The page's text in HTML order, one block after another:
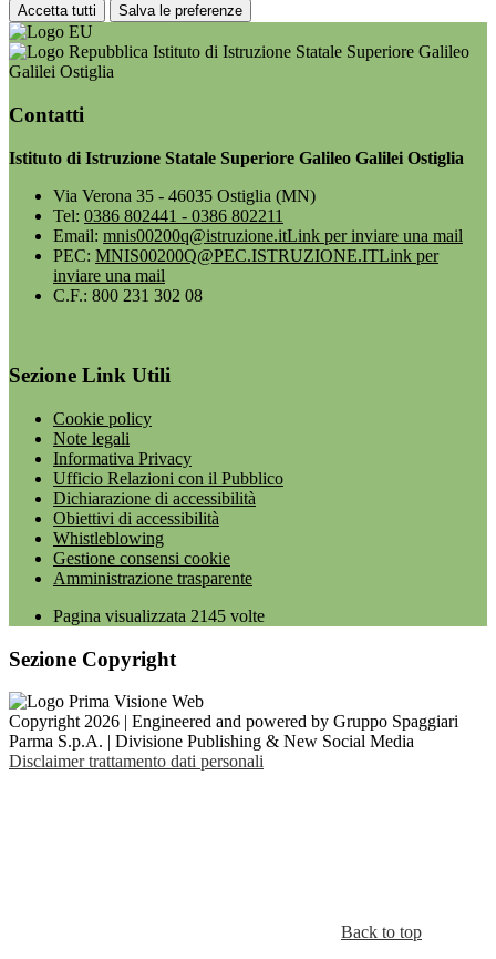
Accetta tutti Salva le preferenze
Istituto di Istruzione Statale Superiore Galileo
Galilei Ostiglia
Contatti
Istituto di Istruzione Statale Superiore Galileo Galilei Ostiglia
Via Verona 35 - 46035 Ostiglia (MN)
Tel: 0386 802441 - 0386 802211
Email: mnis00200q@istruzione.itLink per inviare una mail
PEC: MNIS00200Q@PEC.ISTRUZIONE.ITLink per
inviare una mail
C.F.: 800 231 302 08
Sezione Link Utili
Cookie policy
Note legali
Informativa Privacy
Ufficio Relazioni con il Pubblico
Dichiarazione di accessibilità
Obiettivi di accessibilità
Whistleblowing
Gestione consensi cookie
Amministrazione trasparente
Pagina visualizzata 2145 volte
Sezione Copyright
Copyright 2026 | Engineered and powered by Gruppo Spaggiari
Parma S.p.A. | Divisione Publishing & New Social Media
Disclaimer trattamento dati personali
Back to top